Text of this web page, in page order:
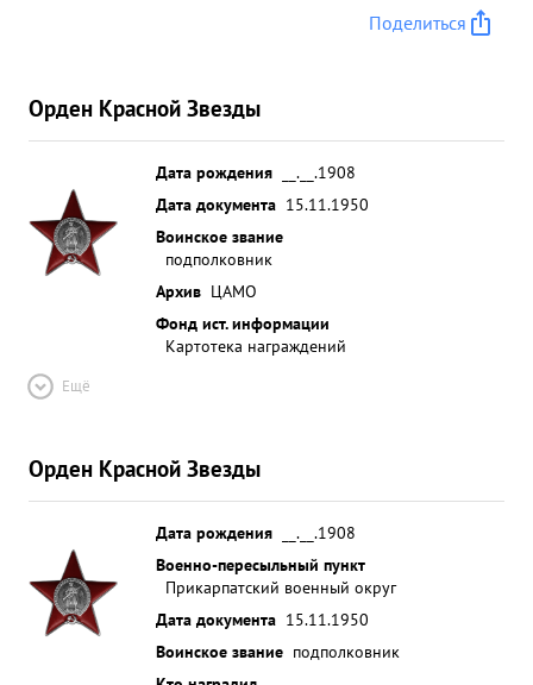
Поделиться
Орден Красной Звезды
Дата рождения
__.__.1908
Дата документа 15.11.1950
Воинское звание
подполковник
Архив ЦАМО
Фонд ист. информации
Картотека награждений
Ещё
Орден Красной Звезды
Дата рождения
__.__.1908
Военно-пересыльный пункт
Прикарпатский военный округ
Дата документа 15.11.1950
Воинское звание подполковник